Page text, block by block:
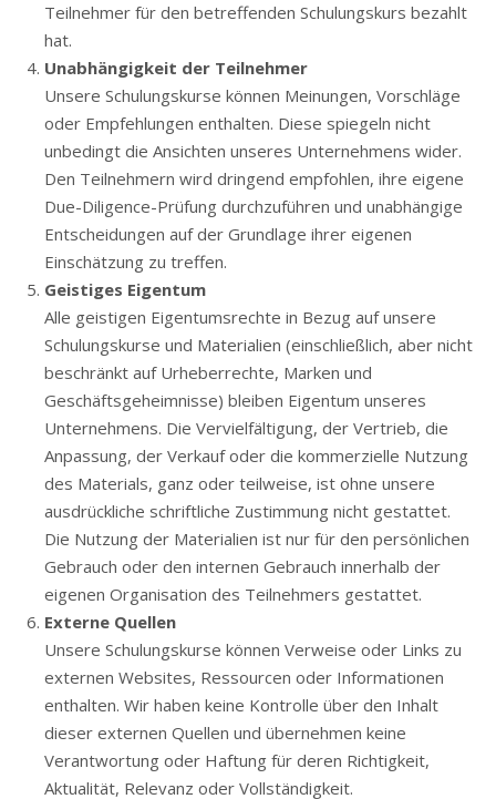
Teilnehmer für den betreffenden Schulungskurs bezahlt
hat.
Unabhängigkeit der Teilnehmer
Unsere Schulungskurse können Meinungen, Vorschläge
oder Empfehlungen enthalten. Diese spiegeln nicht
unbedingt die Ansichten unseres Unternehmens wider.
Den Teilnehmern wird dringend empfohlen, ihre eigene
Due-Diligence-Prüfung durchzuführen und unabhängige
Entscheidungen auf der Grundlage ihrer eigenen
Einschätzung zu treffen.
Geistiges Eigentum
Alle geistigen Eigentumsrechte in Bezug auf unsere
Schulungskurse und Materialien (einschließlich, aber nicht
beschränkt auf Urheberrechte, Marken und
Geschäftsgeheimnisse) bleiben Eigentum unseres
Unternehmens. Die Vervielfältigung, der Vertrieb, die
Anpassung, der Verkauf oder die kommerzielle Nutzung
des Materials, ganz oder teilweise, ist ohne unsere
ausdrückliche schriftliche Zustimmung nicht gestattet.
Die Nutzung der Materialien ist nur für den persönlichen
Gebrauch oder den internen Gebrauch innerhalb der
eigenen Organisation des Teilnehmers gestattet.
Externe Quellen
Unsere Schulungskurse können Verweise oder Links zu
externen Websites, Ressourcen oder Informationen
enthalten. Wir haben keine Kontrolle über den Inhalt
dieser externen Quellen und übernehmen keine
Verantwortung oder Haftung für deren Richtigkeit,
Aktualität, Relevanz oder Vollständigkeit.